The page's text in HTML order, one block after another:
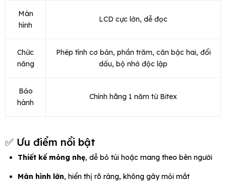
Màn
hình
LCD cực lớn, dễ đọc
Chức
năng
Phép tính cơ bản, phần trăm, căn bậc hai, đổi
dấu, bộ nhớ độc lập
Bảo
hành
Chính hãng 1 năm từ Bitex
✅ Ưu điểm nổi bật
Thiết kế mỏng nhẹ, dễ bỏ túi hoặc mang theo bên người
Màn hình lớn, hiển thị rõ ràng, không gây mỏi mắt